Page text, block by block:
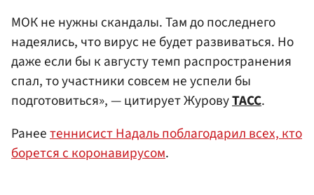
МОК не нужны скандалы. Там до последнего
надеялись, что вирус не будет развиваться. Но
даже если бы к августу темп распространения
спал, то участники совсем не успели бы
подготовиться», — цитирует ЖуровуТАСС.
Ранеетеннисист Надаль поблагодарил всех, кто
борется с коронавирусом.